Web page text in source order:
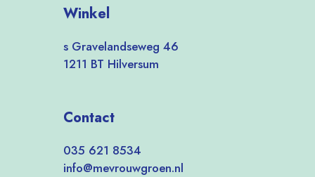
Winkel
s Gravelandseweg 46
1211 BT Hilversum
Contact
035 621 8534
info@mevrouwgroen.nl